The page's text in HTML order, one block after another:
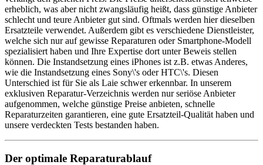
erheblich, was aber nicht zwangsläufig heißt, dass günstige Anbieter
schlecht und teure Anbieter gut sind. Oftmals werden hier dieselben
Ersatzteile verwendet. Außerdem gibt es verschiedene Dienstleister,
welche sich nur auf gewisse Reparaturen oder Smartphone-Modell
spezialisiert haben und Ihre Expertise dort unter Beweis stellen
können. Die Instandsetzung eines iPhones ist z.B. etwas Anderes,
wie die Instandsetzung eines Sony\'s oder HTC\'s. Diesen
Unterschied ist für Sie als Laie schwer erkennbar. In unserem
exklusiven Reparatur-Verzeichnis werden nur seriöse Anbieter
aufgenommen, welche günstige Preise anbieten, schnelle
Reparaturzeiten garantieren, eine gute Ersatzteil-Qualität haben und
unsere verdeckten Tests bestanden haben.
Der optimale Reparaturablauf